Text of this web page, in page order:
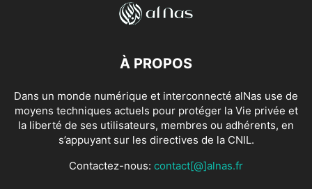
À PROPOS
Dans un monde numérique et interconnecté alNas use de
moyens techniques actuels pour protéger la Vie privée et
la liberté de ses utilisateurs, membres ou adhérents, en
s’appuyant sur les directives de la CNIL.
Contactez-nous: contact[@]alnas.fr